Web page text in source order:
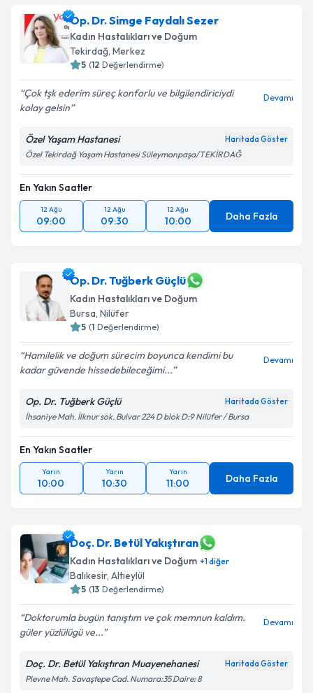
Op. Dr. Simge Faydalı Sezer
Kadın Hastalıkları ve Doğum
Tekirdağ, Merkez
5 (12 Değerlendirme)
Çok tşk ederim süreç konforlu ve bilgilendiriciydi
kolay gelsin
Devamı
Özel Yaşam Hastanesi Haritada Göster
Özel Tekirdağ Yaşam Hastanesi Süleymanpaşa/TEKİRDAĞ
En Yakın Saatler
12 Ağu
09:00
12 Ağu
09:30
12 Ağu
10:00 Daha Fazla
Op. Dr. Tuğberk Güçlü
Kadın Hastalıkları ve Doğum
Bursa, Nilüfer
5 (1 Değerlendirme)
Hamilelik ve doğum sürecim boyunca kendimi bu
kadar güvende hissedebileceğimi...
Devamı
Op. Dr. Tuğberk Güçlü Haritada Göster
İhsaniye Mah. İlknur sok. Bulvar 224 D blok D:9 Nilüfer / Bursa
En Yakın Saatler
Yarın
10:00
Yarın
10:30
Yarın
11:00 Daha Fazla
Doç. Dr. Betül Yakıştıran
Kadın Hastalıkları ve Doğum +1diğer
Balıkesir, Altıeylül
5 (13 Değerlendirme)
Doktorumla bugün tanıştım ve çok memnun kaldım.
güler yüzlülügü ve...
Devamı
Doç. Dr. Betül Yakıştıran Muayenehanesi Haritada Göster
Plevne Mah. Savaştepe Cad. Numara:35 Daire: 8